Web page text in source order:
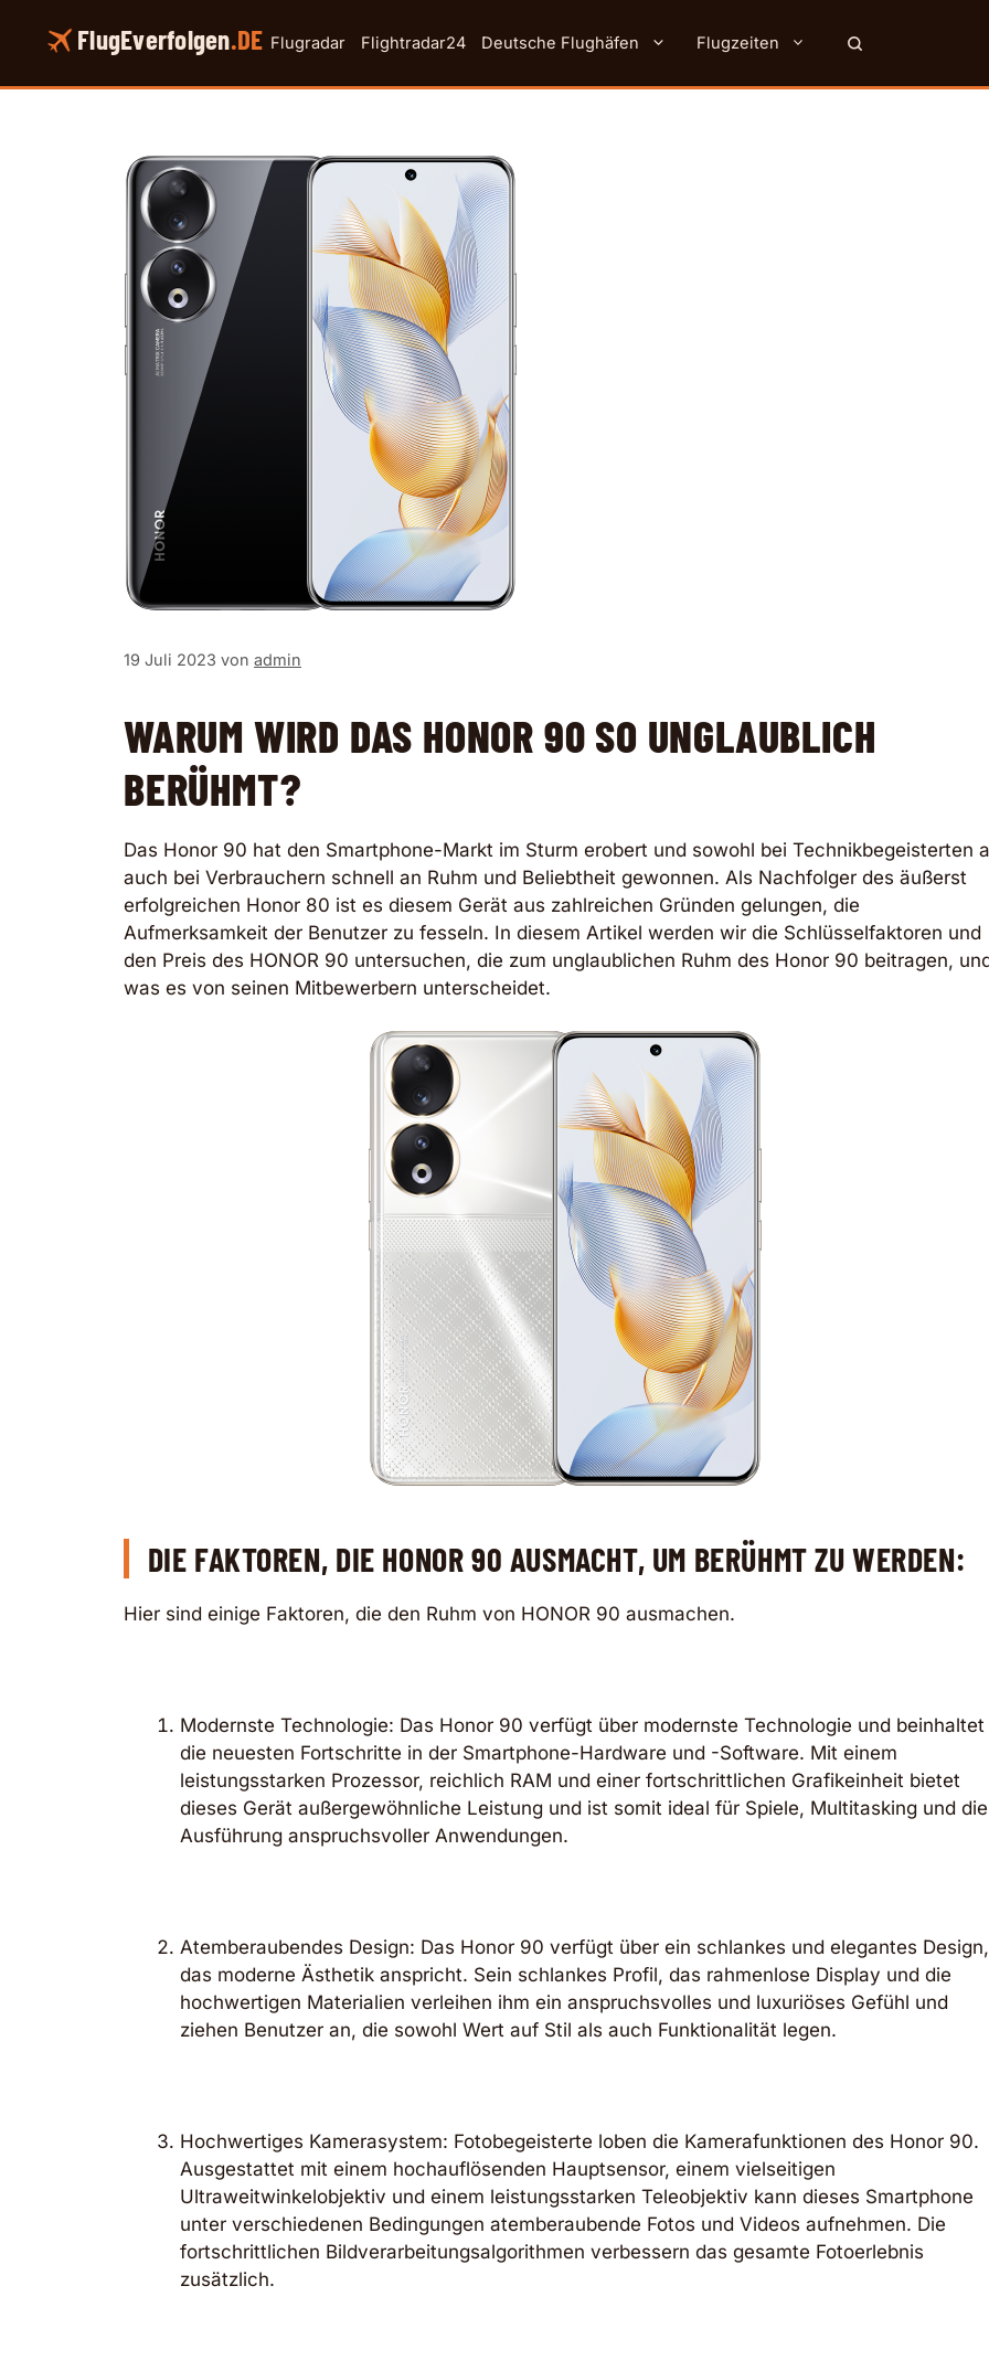
Inhalt
FlugEverfolgen.DE Flugradar Flightradar24 Deutsche Flughäfen Flugzeiten
19 Juli 2023 von admin
WARUM WIRD DAS HONOR 90 SO UNGLAUBLICH
BERÜHMT?
Das Honor 90 hat den Smartphone-Markt im Sturm erobert und sowohl bei Technikbegeisterten
auch bei Verbrauchern schnell an Ruhm und Beliebtheit gewonnen. Als Nachfolger des äußerst
erfolgreichen Honor 80 ist es diesem Gerät aus zahlreichen Gründen gelungen, die
Aufmerksamkeit der Benutzer zu fesseln. In diesem Artikel werden wir die Schlüsselfaktoren und
den Preis des HONOR 90 untersuchen, die zum unglaublichen Ruhm des Honor 90 beitragen,
was es von seinen Mitbewerbern unterscheidet.
DIE FAKTOREN, DIE HONOR 90 AUSMACHT, UM BERÜHMT ZU WERDEN:
Hier sind einige Faktoren, die den Ruhm von HONOR 90 ausmachen.
Modernste Technologie: Das Honor 90 verfügt über modernste Technologie und beinhaltet
die neuesten Fortschritte in der Smartphone-Hardware und -Software. Mit einem
leistungsstarken Prozessor, reichlich RAM und einer fortschrittlichen Grafikeinheit bietet
dieses Gerät außergewöhnliche Leistung und ist somit ideal für Spiele, Multitasking und die
Ausführung anspruchsvoller Anwendungen.
Atemberaubendes Design: Das Honor 90 verfügt über ein schlankes und elegantes Design,
das moderne Ästhetik anspricht. Sein schlankes Profil, das rahmenlose Display und die
hochwertigen Materialien verleihen ihm ein anspruchsvolles und luxuriöses Gefühl und
ziehen Benutzer an, die sowohl Wert auf Stil als auch Funktionalität legen.
Hochwertiges Kamerasystem: Fotobegeisterte loben die Kamerafunktionen des Honor 90.
Ausgestattet mit einem hochauflösenden Hauptsensor, einem vielseitigen
Ultraweitwinkelobjektiv und einem leistungsstarken Teleobjektiv kann dieses Smartphone
unter verschiedenen Bedingungen atemberaubende Fotos und Videos aufnehmen. Die
fortschrittlichen Bildverarbeitungsalgorithmen verbessern das gesamte Fotoerlebnis
zusätzlich.